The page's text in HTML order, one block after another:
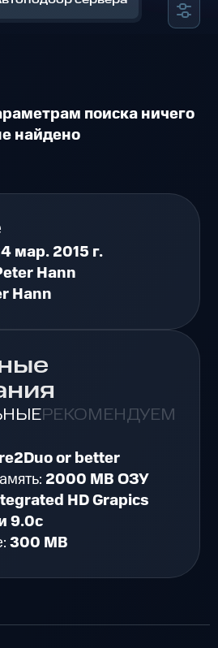
поиска ничего
найдено
мар. 2015 г.
Hann
Hann
РЕКОМЕНДУЕМЫЕ
or better
2000 MB ОЗУ
HD Grapics
9.0c
300 MB